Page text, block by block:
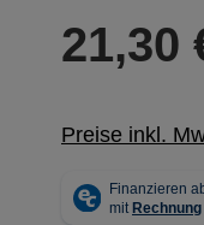
21,30
Preise inkl.